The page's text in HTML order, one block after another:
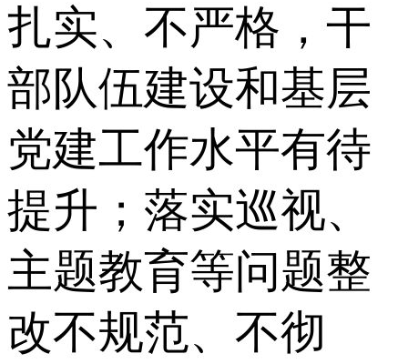
扎实、不严格，干
部队伍建设和基层
党建工作水平有待
提升；落实巡视、
主题教育等问题整
改不规范、不彻